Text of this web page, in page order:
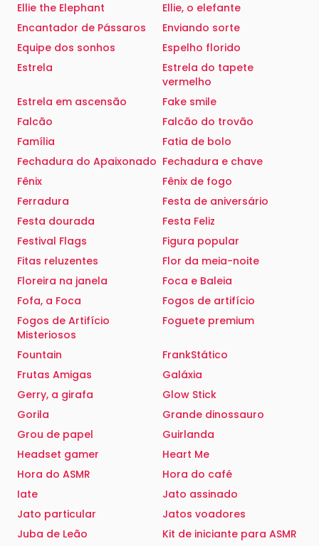
Ellie the Elephant
Ellie, o elefante
Encantador de Pássaros
Enviando sorte
Equipe dos sonhos
Espelho florido
Estrela
Estrela do tapete
vermelho
Estrela em ascensão
Fake smile
Falcão
Falcão do trovão
Família
Fatia de bolo
Fechadura do Apaixonado Fechadura e chave
Fênix
Fênix de fogo
Ferradura
Festa de aniversário
Festa dourada
Festa Feliz
Festival Flags
Figura popular
Fitas reluzentes
Flor da meia-noite
Floreira na janela
Foca e Baleia
Fofa, a Foca
Fogos de artifício
Fogos de Artifício
Misteriosos
Foguete premium
Fountain
FrankStático
Frutas Amigas
Galáxia
Gerry, a girafa
Glow Stick
Gorila
Grande dinossauro
Grou de papel
Guirlanda
Headset gamer
Heart Me
Hora do ASMR
Hora do café
Iate
Jato assinado
Jato particular
Jatos voadores
Juba de Leão
Kit de iniciante para ASMR